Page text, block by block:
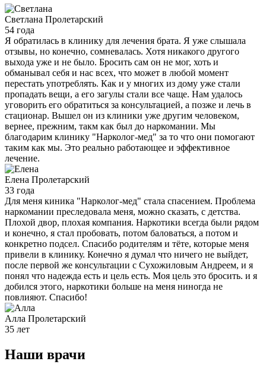
Светлана Пролетарский
54 года
Я обратилась в клинику для лечения брата. Я уже слышала
отзывы, но конечно, сомневалась. Хотя никакого другого
выхода уже и не было. Бросить сам он не мог, хоть и
обманывал себя и нас всех, что может в любой момент
перестать употреблять. Как и у многих из дому уже стали
пропадать вещи, а его загулы стали все чаще. Нам удалось
уговорить его обратиться за консультацией, а позже и лечь в
стационар. Вышел он из клиники уже другим человеком,
вернее, прежним, такм как был до наркомании. Мы
благодарим клинику "Нарколог-мед" за то что они помогают
таким как мы. Это реально работающее и эффективное
лечение.
Елена Пролетарский
33 года
Для меня киника "Нарколог-мед" стала спасением. Проблема
наркомании преследовала меня, можно сказать, с детства.
Плохой двор, плохая компания. Наркотики всегда были рядом
и конечно, я стал пробовать, потом баловаться, а потом и
конкретно подсел. Спасибо родителям и тёте, которые меня
привели в клинику. Конечно я думал что ничего не выйдет,
после первой же консультации с Сухожиловым Андреем, и я
понял что надежда есть и цель есть. Моя цель это бросить. и я
добился этого, наркотики больше на меня ниногда не
повлияют. Спасибо!
Алла Пролетарский
35 лет
Наши врачи